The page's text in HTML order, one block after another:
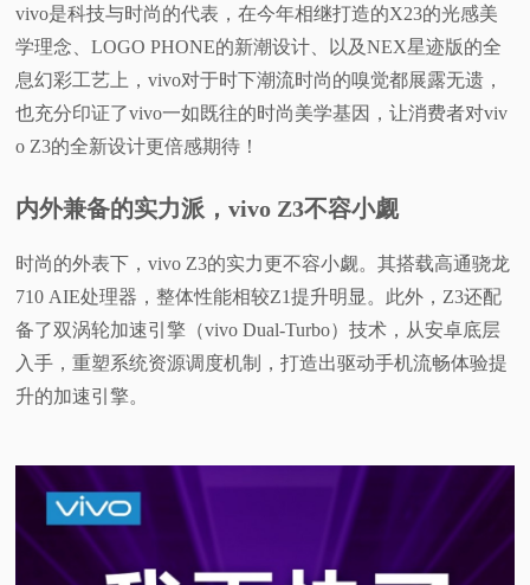
vivo是科技与时尚的代表，在今年相继打造的X23的光感美
学理念、LOGO PHONE的新潮设计、以及NEX星迹版的全
息幻彩工艺上，vivo对于时下潮流时尚的嗅觉都展露无遗，
也充分印证了vivo一如既往的时尚美学基因，让消费者对viv
o Z3的全新设计更倍感期待！
内外兼备的实力派，vivo Z3不容小觑
时尚的外表下，vivo Z3的实力更不容小觑。其搭载高通骁龙
710 AIE处理器，整体性能相较Z1提升明显。此外，Z3还配
备了双涡轮加速引擎（vivo Dual-Turbo）技术，从安卓底层
入手，重塑系统资源调度机制，打造出驱动手机流畅体验提
升的加速引擎。